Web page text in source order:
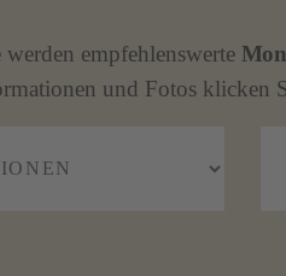
empfehlenswerte
und Fotos klicken